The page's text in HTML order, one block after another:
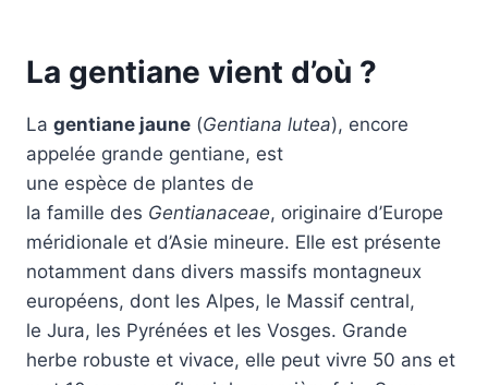
La gentiane vient d’où ?
La gentiane jaune (Gentiana lutea), encore
appelée grande gentiane, est
une espèce de plantes de
la famille des Gentianaceae, originaire d’Europe
méridionale et d’Asie mineure. Elle est présente
notamment dans divers massifs montagneux
européens, dont les Alpes, le Massif central,
le Jura, les Pyrénées et les Vosges. Grande
herbe robuste et vivace, elle peut vivre 50 ans et